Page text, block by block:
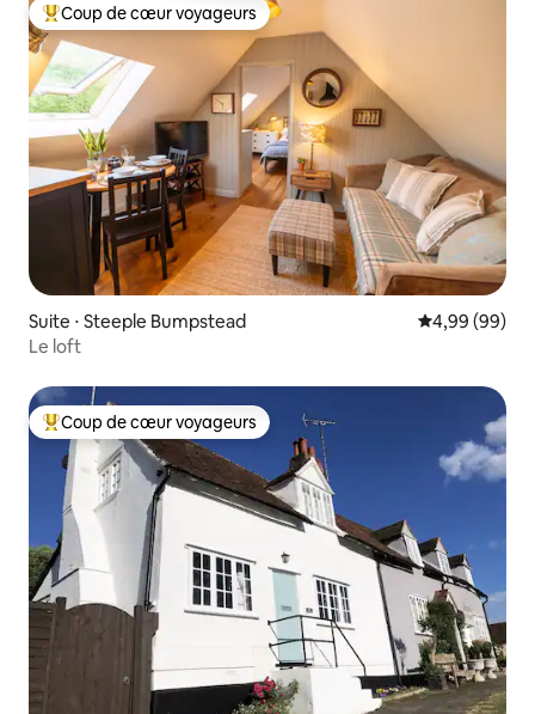
Coups de cœur voyageurs les plus appréciés
Coup de cœur voyageurs
Suite ⋅ Steeple Bumpstead Évaluation
4,99 (99)
Le loft
Coups de cœur voyageurs les plus appréciés
Coup de cœur voyageurs